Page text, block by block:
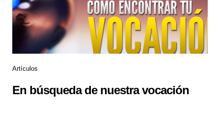
Artículos
En búsqueda de nuestra vocación